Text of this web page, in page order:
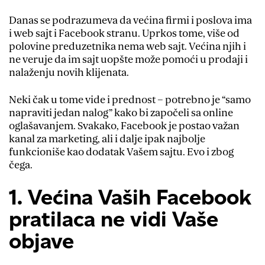
Danas se podrazumeva da većina firmi i poslova ima
i web sajt i Facebook stranu. Uprkos tome, više od
polovine preduzetnika nema web sajt. Većina njih i
ne veruje da im sajt uopšte može pomoći u prodaji i
nalaženju novih klijenata.
Neki čak u tome vide i prednost – potrebno je “samo
napraviti jedan nalog” kako bi započeli sa online
oglašavanjem. Svakako, Facebook je postao važan
kanal za marketing, ali i dalje ipak najbolje
funkcioniše kao dodatak Vašem sajtu. Evo i zbog
čega.
1. Većina Vaših Facebook
pratilaca ne vidi Vaše
objave